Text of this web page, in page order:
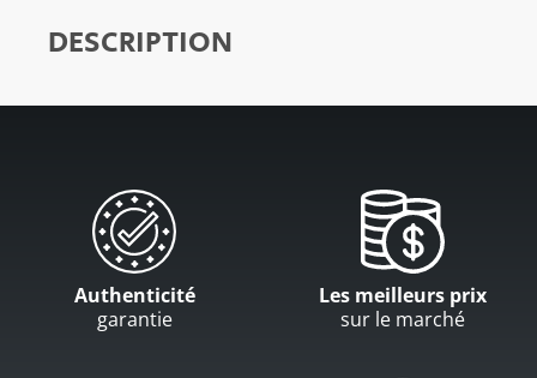
DESCRIPTION
Authenticité
garantie
Les meilleurs prix
sur le marché